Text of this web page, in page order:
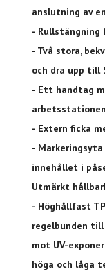
anslutning av
-
- Två stora,
och dra upp till
- Ett handtag
arbetsstationen
- Extern ficka
-
innehållet i
Utmärkt
- Höghållfast
regelbunden
mot UV-
höga och låga